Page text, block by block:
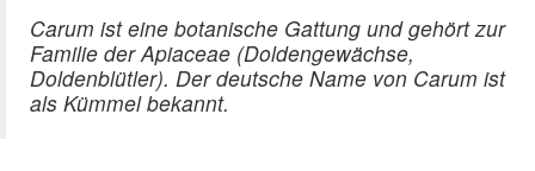
Carum ist eine botanische Gattung und gehört zur
Familie der Apiaceae (Doldengewächse,
Doldenblütler). Der deutsche Name von Carum ist
als Kümmel bekannt.